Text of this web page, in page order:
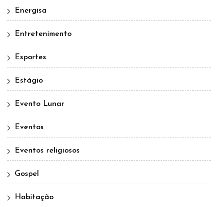
Energisa
Entretenimento
Esportes
Estágio
Evento Lunar
Eventos
Eventos religiosos
Gospel
Habitação